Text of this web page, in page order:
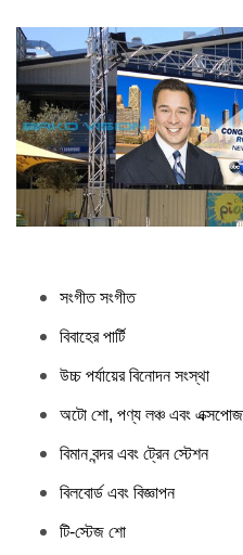
গড় / সর্বোচ্চ
পাওয়ার খরচ
প্রত্যাশিত
লাইফটাইম
উজ্জ্বলতা
দেখার কোণ
দেখার কোণ
সার্ভিসিং
আইপি রেটিং
(সম্মুখ /
সংগীত সংগীত
বিবাহের পার্টি
উচ্চ পর্যায়ের বিনোদন সংস্থা
অটো শো, পণ্য লঞ্চ এবং
বিমান বন্দর এবং ট্রেন স্টেশন
বিলবোর্ড এবং বিজ্ঞাপন
টি-স্টেজ শো